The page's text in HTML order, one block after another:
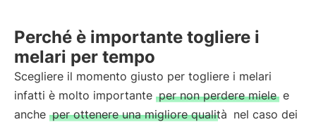
Perché è importante togliere i
melari per tempo
Scegliere il momento giusto per togliere i melari
infatti è molto importante per non perdere miele e
anche per ottenere una migliore qualità nel caso dei